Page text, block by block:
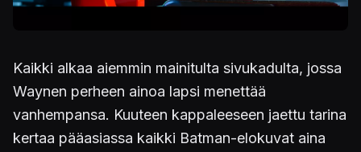
Kaikki alkaa aiemmin mainitulta sivukadulta, jossa
Waynen perheen ainoa lapsi menettää
vanhempansa. Kuuteen kappaleeseen jaettu tarina
kertaa pääasiassa kaikki Batman-elokuvat aina